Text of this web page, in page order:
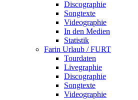
Discographie
Songtexte
Videographie
In den Medien
Statistik
Farin Urlaub / FURT
Tourdaten
Livegraphie
Discographie
Songtexte
Videographie